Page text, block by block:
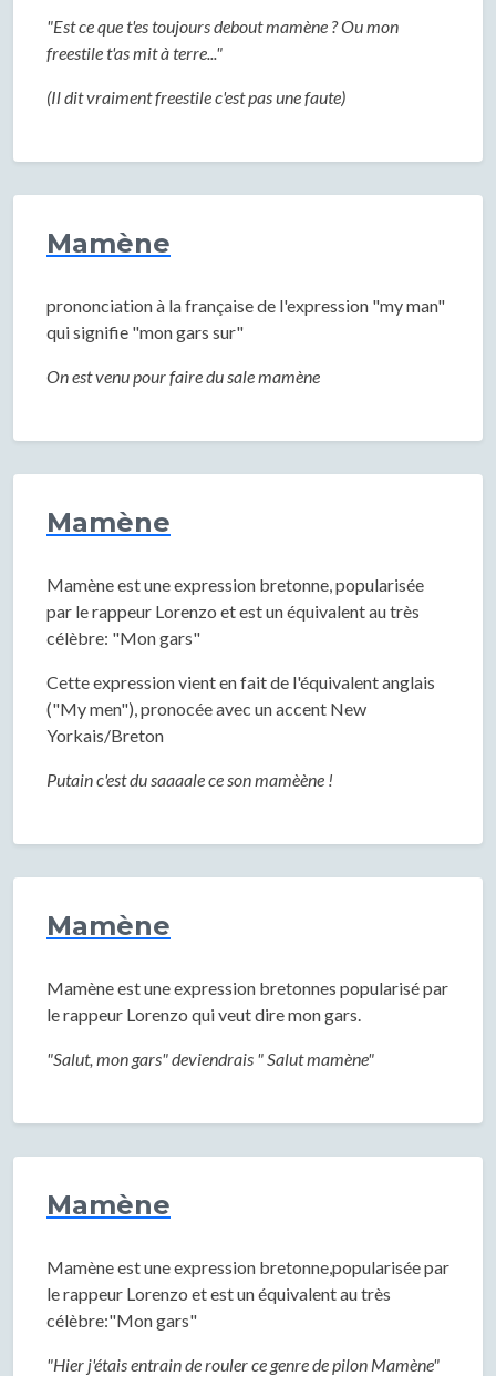
"Est ce que t'es toujours debout mamène ? Ou mon
freestile t'as mit à terre..."
(Il dit vraiment freestile c'est pas une faute)
Mamène
prononciation à la française de l'expression "my man"
qui signifie "mon gars sur"
On est venu pour faire du sale mamène
Mamène
Mamène est une expression bretonne, popularisée
par le rappeur Lorenzo et est un équivalent au très
célèbre: "Mon gars"
Cette expression vient en fait de l'équivalent anglais
("My men"), pronocée avec un accent New
Yorkais/Breton
Putain c'est du saaaale ce son mamèène !
Mamène
Mamène est une expression bretonnes popularisé par
le rappeur Lorenzo qui veut dire mon gars.
"Salut, mon gars" deviendrais " Salut mamène"
Mamène
Mamène est une expression bretonne,popularisée par
le rappeur Lorenzo et est un équivalent au très
célèbre:"Mon gars"
"Hier j'étais entrain de rouler ce genre de pilon Mamène"